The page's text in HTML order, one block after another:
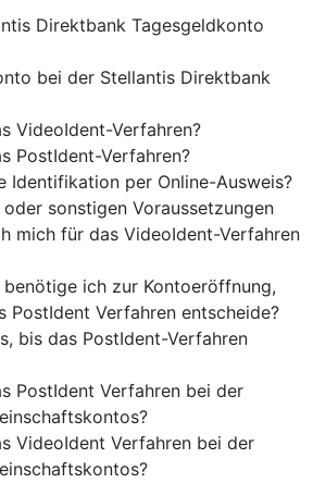
Direktbank Tagesgeldkonto
bei der Stellantis Direktbank
VideoIdent-Verfahren?
PostIdent-Verfahren?
Identifikation per Online-Ausweis?
sonstigen Voraussetzungen
mich für das VideoIdent-Verfahren
ich zur Kontoeröffnung,
PostIdent Verfahren entscheide?
bis das PostIdent-Verfahren
PostIdent Verfahren bei der
VideoIdent Verfahren bei der